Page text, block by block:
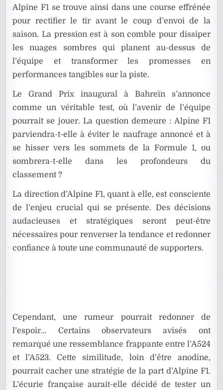
Alpine F1 se trouve ainsi dans une course effrénée
pour rectifier le tir avant le coup d’envoi de la
saison. La pression est à son comble pour dissiper
les nuages sombres qui planent au-dessus de
l’équipe et transformer les promesses en
performances tangibles sur la piste.
Le Grand Prix inaugural à Bahreïn s’annonce
comme un véritable test, où l’avenir de l’équipe
pourrait se jouer. La question demeure : Alpine F1
parviendra-t-elle à éviter le naufrage annoncé et à
se hisser vers les sommets de la Formule 1, ou
sombrera-t-elle dans les profondeurs du
classement ?
La direction d’Alpine F1, quant à elle, est consciente
de l’enjeu crucial qui se présente. Des décisions
audacieuses et stratégiques seront peut-être
nécessaires pour renverser la tendance et redonner
confiance à toute une communauté de supporters.
Cependant, une rumeur pourrait redonner de
l’espoir… Certains observateurs avisés ont
remarqué une ressemblance frappante entre l’A524
et l’A523. Cette similitude, loin d’être anodine,
pourrait cacher une stratégie de la part d’Alpine F1.
L’écurie française aurait-elle décidé de tester un